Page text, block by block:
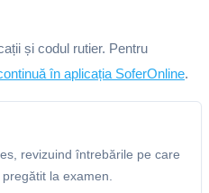
și codul rutier. Pentru
în aplicația SoferOnline.
revizuind întrebările pe care
la examen.